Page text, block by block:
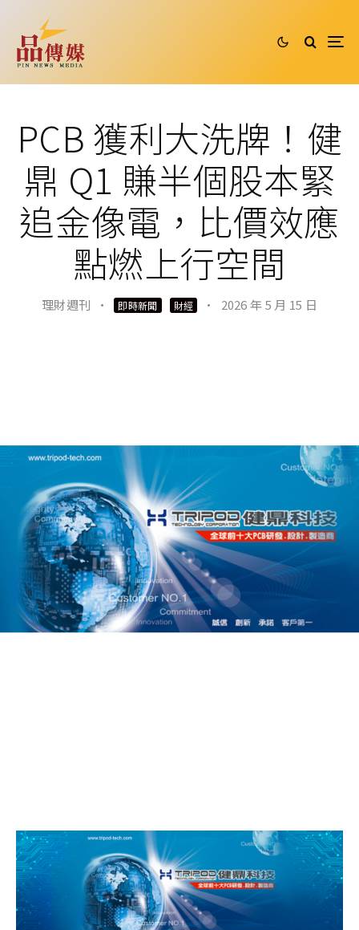
PCB 獲利大洗牌！健
鼎 Q1 賺半個股本緊
追金像電，比價效應
點燃上行空間
理財週刊 · 即時新聞 財經 · 2026 年 5 月 15 日